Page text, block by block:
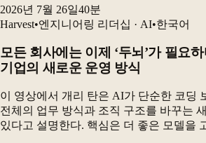
제품을 빠르게 개발하고 있다. 가장 큰 변...
2026년 7월 26일40분
Harvest•엔지니어링 리더십 · AI•한국어
모든 회사에는 이제 ‘두뇌’가 필요
기업의 새로운 운영 방식
이 영상에서 개리 탄은 AI가 단순한 코딩
전체의 업무 방식과 조직 구조를 바꾸는
있다고 설명한다. 핵심은 더 좋은 모델을